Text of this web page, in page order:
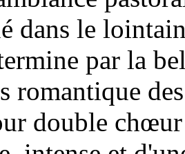
dans le
par la
romantique
double